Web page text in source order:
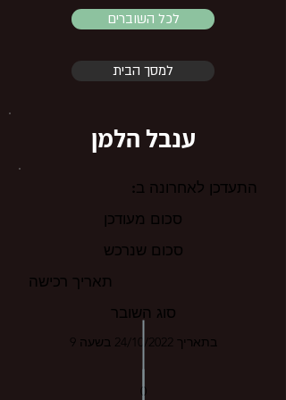
לכל השוברים
למסך הבית
ענבל הלמן
התעדכן לאחרונה ב:
סכום מעודכן
סכום שנרכש
תאריך רכישה
סוג השובר
בתאריך 24/10/2022 בשעה 9
0